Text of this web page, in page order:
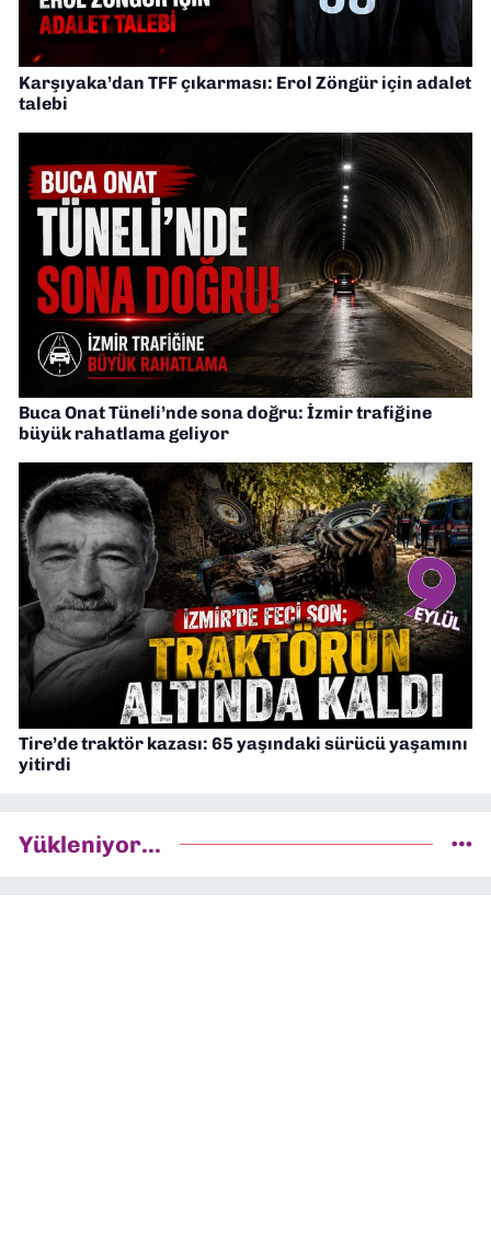
Karşıyaka’dan TFF çıkarması: Erol Zöngür için adalet
talebi
Buca Onat Tüneli’nde sona doğru: İzmir trafiğine
büyük rahatlama geliyor
Tire’de traktör kazası: 65 yaşındaki sürücü yaşamını
yitirdi
Yükleniyor...